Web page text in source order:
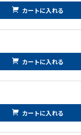
カートに入れる
カートに入れる
カートに入れる